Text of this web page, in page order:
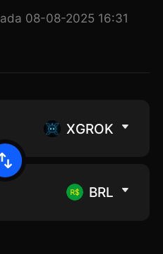
08-08-2025 16:31
XGROK
BRL